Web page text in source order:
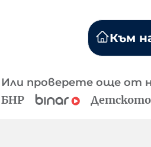
Към
Или проверете още от
БНР